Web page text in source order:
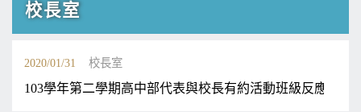
校長室
2020/01/31 校長室
103學年第二學期高中部代表與校長有約活動班級反應事項